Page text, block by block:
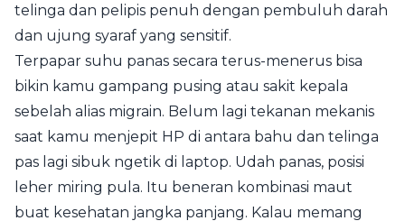
telinga dan pelipis penuh dengan pembuluh darah
dan ujung syaraf yang sensitif.
Terpapar suhu panas secara terus-menerus bisa
bikin kamu gampang pusing atau sakit kepala
sebelah alias migrain. Belum lagi tekanan mekanis
saat kamu menjepit HP di antara bahu dan telinga
pas lagi sibuk ngetik di laptop. Udah panas, posisi
leher miring pula. Itu beneran kombinasi maut
buat kesehatan jangka panjang. Kalau memang